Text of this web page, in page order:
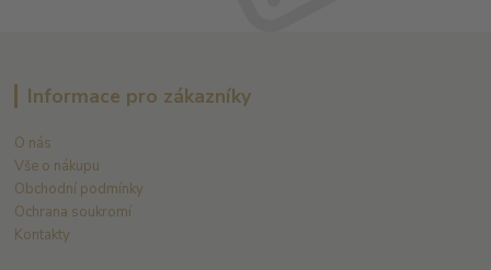
Informace pro zákazníky
O nás
Vše o nákupu
Obchodní podmínky
Ochrana soukromí
Kontakty